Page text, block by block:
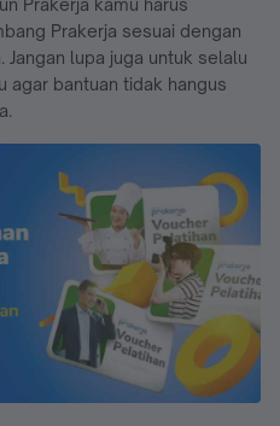
Prakerja kamu harus
Prakerja sesuai dengan
lupa juga untuk selalu
agar bantuan tidak hangus